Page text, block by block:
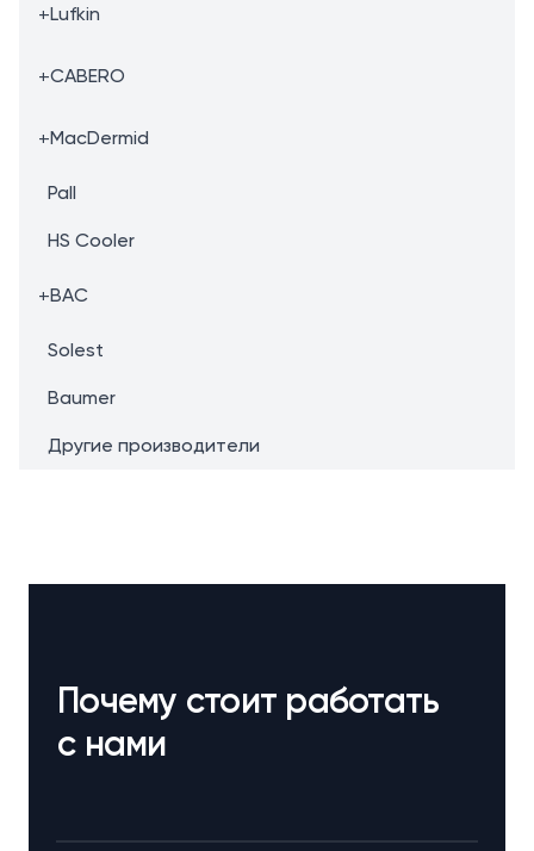
+Lufkin
+CABERO
+MacDermid
Pall
HS Cooler
+BAC
Solest
Baumer
Другие производители
Почему стоит работать
с нами